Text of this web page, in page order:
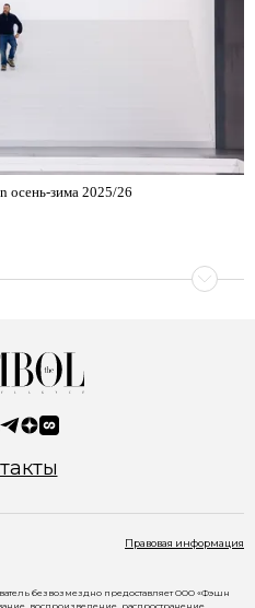
осень-зима 2025/26
Правовая информация
безвозмездно предоставляет ООО «Фэшн